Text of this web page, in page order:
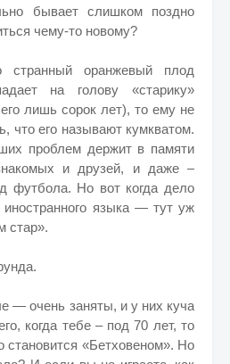
бывает слишком поздно
чему-то новому?
странный оранжевый плод
на голову «старику»
лишь сорок лет), то ему не
что его называют кумкватом.
проблем держит в памяти
и друзей, и даже –
футбола. Но вот когда дело
иностранного языка — тут уж
стар».
— очень заняты, и у них куча
когда тебе – под 70 лет, то
становится «Бетховеном». Но